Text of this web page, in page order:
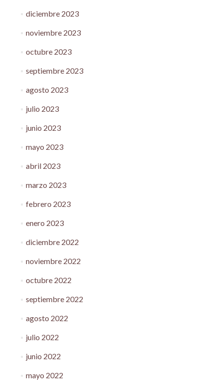
diciembre 2023
noviembre 2023
octubre 2023
septiembre 2023
agosto 2023
julio 2023
junio 2023
mayo 2023
abril 2023
marzo 2023
febrero 2023
enero 2023
diciembre 2022
noviembre 2022
octubre 2022
septiembre 2022
agosto 2022
julio 2022
junio 2022
mayo 2022